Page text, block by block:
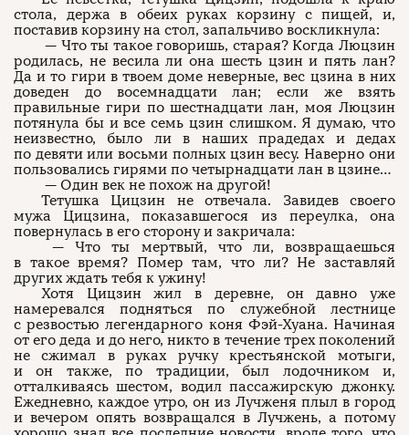
стола, держа в обеих руках корзину с пищей, и,
поставив корзину на стол, запальчиво воскликнула:
— Что ты такое говоришь, старая? Когда Люцзин
родилась, не весила ли она шесть цзин и пять лан?
Да и то гири в твоем доме неверные, вес цзина в них
доведен до восемнадцати лан; если же взять
правильные гири по шестнадцати лан, моя Люцзин
потянула бы и все семь цзин слишком. Я думаю, что
неизвестно, было ли в наших прадедах и дедах
по девяти или восьми полных цзин весу. Наверно они
пользовались гирями по четырнадцати лан в цзине…
— Один век не похож на другой!
Тетушка Цицзин не отвечала. Завидев своего
мужа Цицзина, показавшегося из переулка, она
повернулась в его сторону и закричала:
— Что ты мертвый, что ли, возвращаешься
в такое время? Помер там, что ли? Не заставляй
других ждать тебя к ужину!
Хотя Цицзин жил в деревне, он давно уже
намеревался подняться по служебной лестнице
с резвостью легендарного коня Фэй-Хуана. Начиная
от его деда и до него, никто в течение трех поколений
не сжимал в руках ручку крестьянской мотыги,
и он также, по традиции, был лодочником и,
отталкиваясь шестом, водил пассажирскую джонку.
Ежедневно, каждое утро, он из Лучженя плыл в город
и вечером опять возвращался в Лучжень, а потому